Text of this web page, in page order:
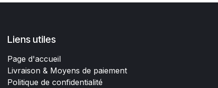
Liens utiles
Page d'accueil
Livraison & Moyens de paiement
Politique de confidentialité